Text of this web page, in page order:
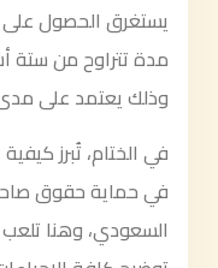
يستغرق الحصول على
مدة تتراوح من ستة
وذلك يعتمد على
في الختام، تُبرز
في حماية حقوق
السعودي، وهنا